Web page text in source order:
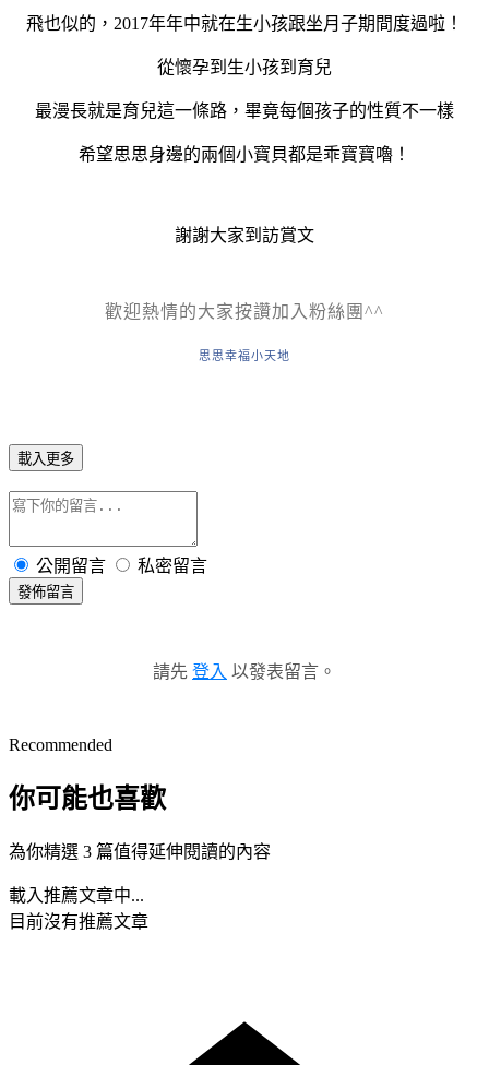
飛也似的，2017年年中就在生小孩跟坐月子期間度過啦！
從懷孕到生小孩到育兒
最漫長就是育兒這一條路，畢竟每個孩子的性質不一樣
希望思思身邊的兩個小寶貝都是乖寶寶嚕！
謝謝大家到訪賞文
歡迎熱情的大家按讚加入粉絲團^^
思思幸福小天地
載入更多
公開留言 私密留言
發佈留言
請先 登入 以發表留言。
Recommended
你可能也喜歡
為你精選 3 篇值得延伸閱讀的內容
載入推薦文章中...
目前沒有推薦文章